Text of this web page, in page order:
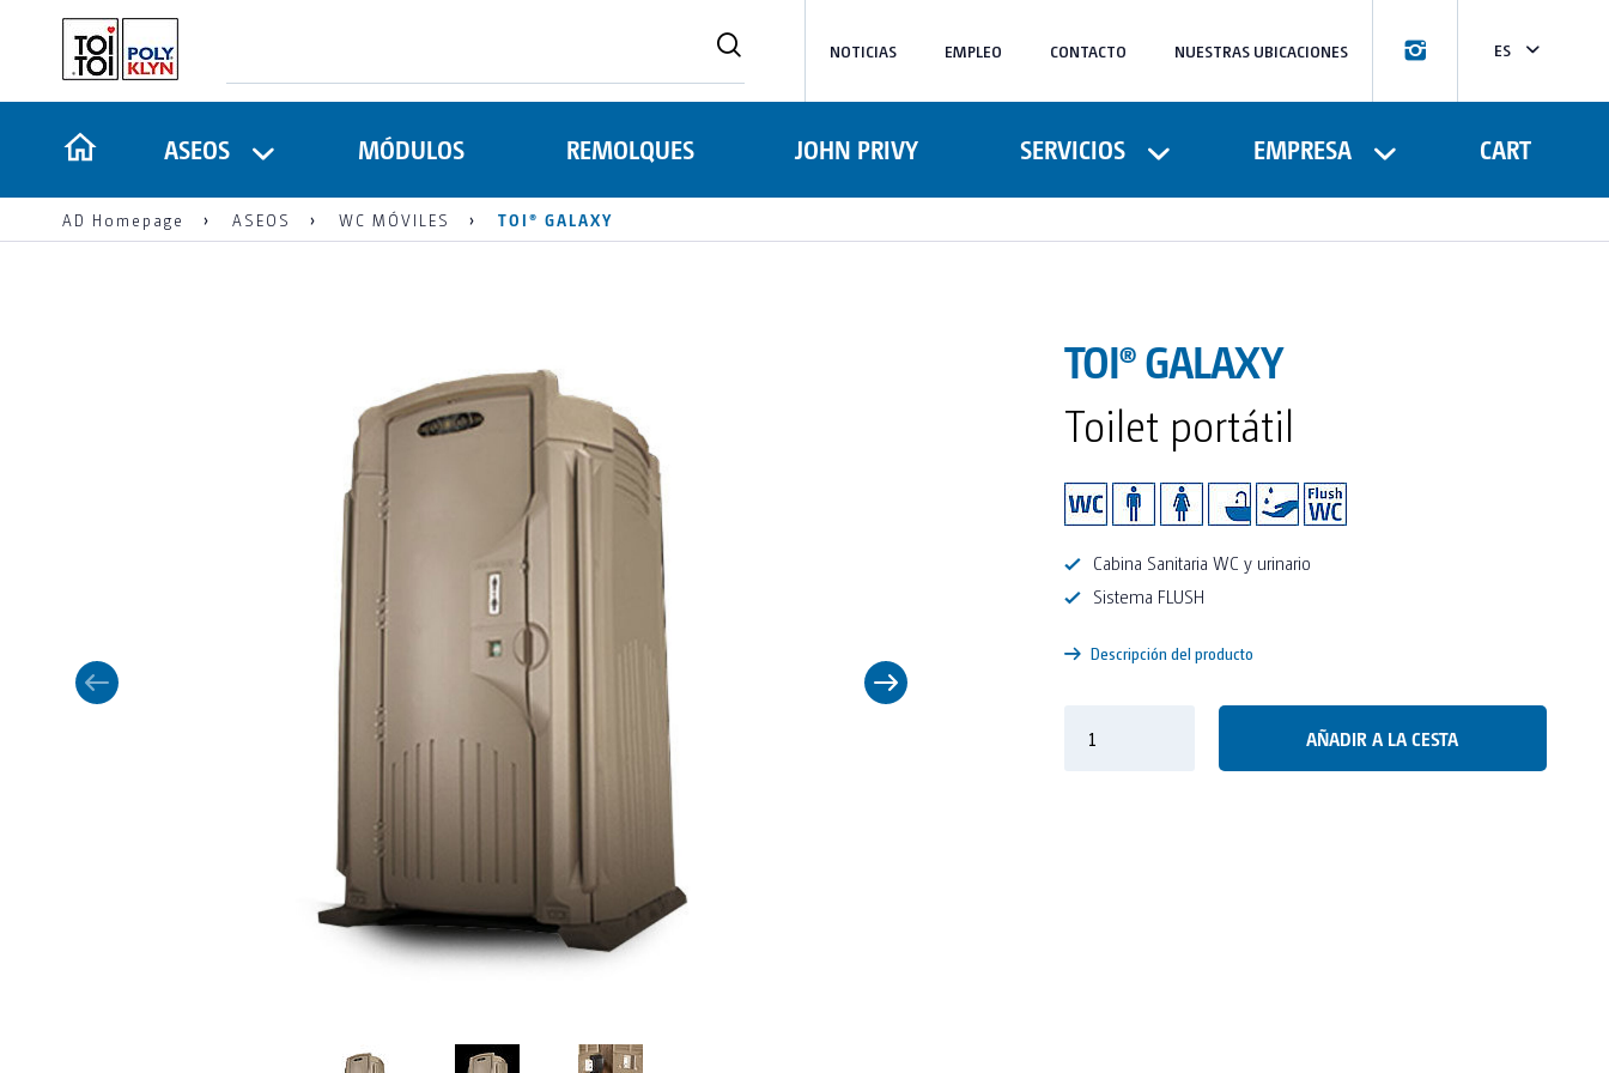
NOTICIAS EMPLEO CONTACTO
NUESTRAS UBICACIONES
ES
FR
ASEOS MÓDULOS REMOLQUES JOHN PRIVY SERVICIOS EMPRESA CART
AD Homepage ASEOS WC MÓVILES TOI® GALAXY
TOI® GALAXY
Toilet portátil
Cabina Sanitaria WC y urinario
Sistema FLUSH
Descripción del producto
AÑADIR A LA CESTA